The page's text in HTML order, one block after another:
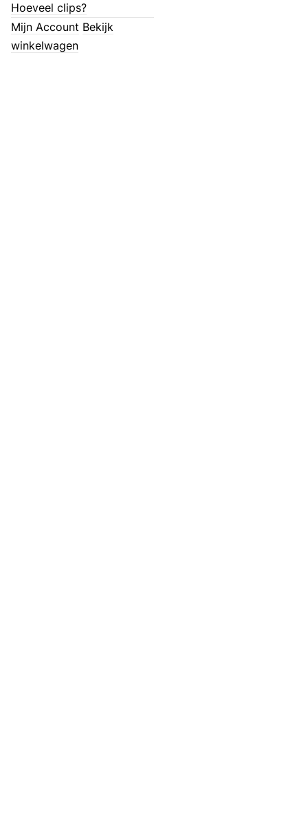
Hoeveel clips?
Mijn Account Bekijk
winkelwagen